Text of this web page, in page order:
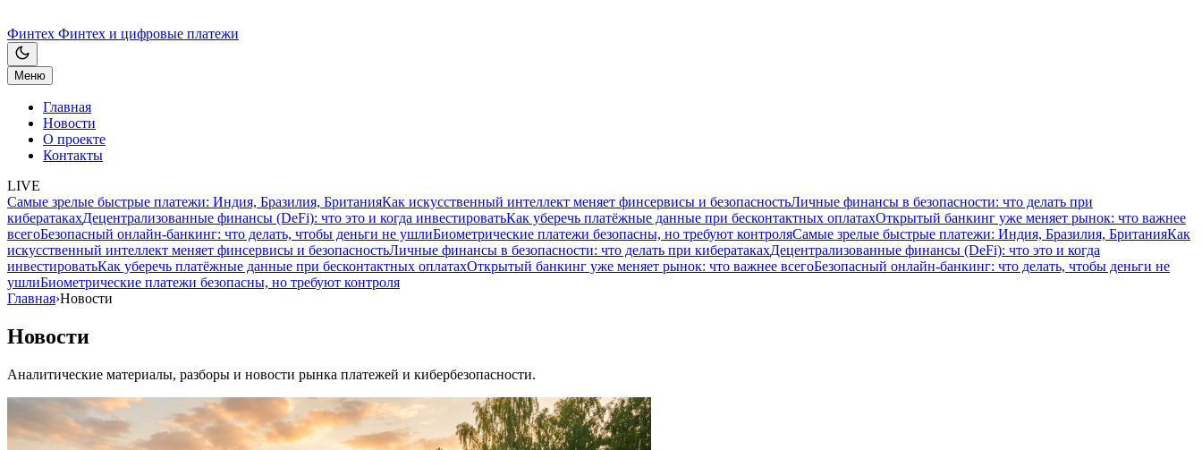
Финтех Финтех и цифровые платежи
Меню
Главная
Новости
О проекте
Контакты
LIVE
Самые зрелые быстрые платежи: Индия, Бразилия, БританияКак искусственный интеллект меняет финсервисы и безопасностьЛичные финансы в безопасности: что делать при
кибератакахДецентрализованные финансы (DeFi): что это и когда инвестироватьКак уберечь платёжные данные при бесконтактных оплатахОткрытый банкинг уже меняет рынок: что важнее
всегоБезопасный онлайн-банкинг: что делать, чтобы деньги не ушлиБиометрические платежи безопасны, но требуют контроляСамые зрелые быстрые платежи: Индия, Бразилия, БританияКак
искусственный интеллект меняет финсервисы и безопасностьЛичные финансы в безопасности: что делать при кибератакахДецентрализованные финансы (DeFi): что это и когда
инвестироватьКак уберечь платёжные данные при бесконтактных оплатахОткрытый банкинг уже меняет рынок: что важнее всегоБезопасный онлайн-банкинг: что делать, чтобы деньги не
ушлиБиометрические платежи безопасны, но требуют контроля
Главная›Новости
Новости
Аналитические материалы, разборы и новости рынка платежей и кибербезопасности.